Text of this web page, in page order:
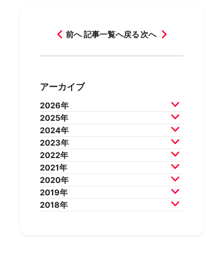
前へ 記事一覧へ戻る 次へ
アーカイブ
2026年
2026年7月 2026年6月
2026年5月 2026年4月
2026年3月 2026年2月
2025年
2025年12月2025年11月
2025年10月2025年9月
2025年8月 2025年7月
2025年6月
2025年4月
2025年2月
2024年
2024年12月2024年11月
2024年10月2024年9月
2024年8月 2024年7月
2024年6月
2024年4月
2024年2月
2023年
2023年12月2023年11月
2023年10月2023年9月
2023年8月 2023年7月
2023年6月
2023年4月
2022年
2022年12月2022年11月
2022年10月2022年9月
2022年8月 2022年7月
2022年6月
2021年
2021年12月2021年11月
2021年10月2021年9月
2021年8月 2021年7月
2020年
2020年12月2020年11月
2020年10月2020年9月
2019年
2019年12月2019年11月
2018年